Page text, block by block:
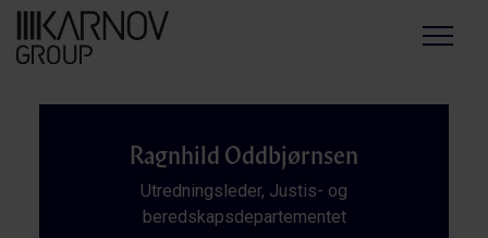
Menu
Ragnhild Oddbjørnsen
Utredningsleder, Justis- og
beredskapsdepartementet